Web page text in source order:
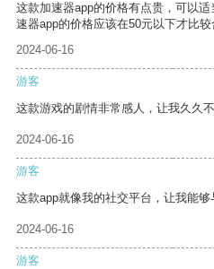
这款加速器app的价格有点贵，可以
速器app的价格应该在50元以下才比较
2024-06-16
游客
这款游戏的剧情非常感人，让我久久不
2024-06-16
游客
这款app就像我的社交平台，让我能够
2024-06-16
游客